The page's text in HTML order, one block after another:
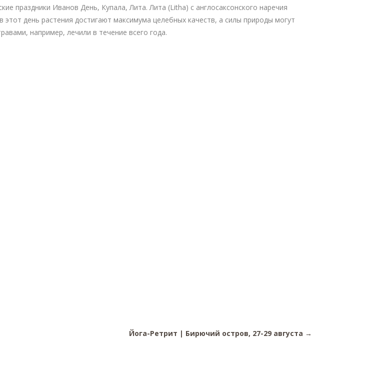
праздники Иванов День, Купала, Лита. Лита (Litha) с англосаксонского наречия
день растения достигают максимума целебных качеств, а силы природы могут
например, лечили в течение всего года.
Йога-Ретрит | Бирючий остров, 27-29 августа →